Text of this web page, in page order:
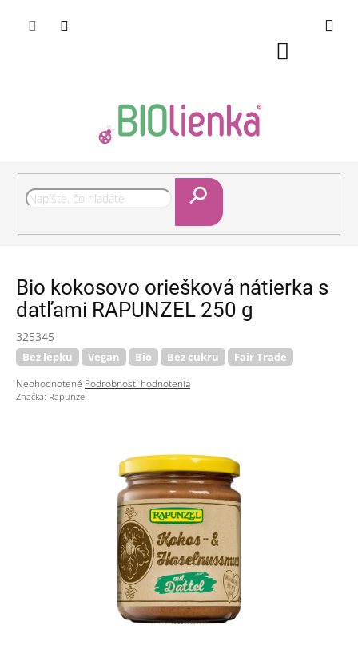
Bio kokosovo oriešková nátierka s
datľami RAPUNZEL 250 g
325345
Bez lepku Vegan Bio Bez cukru Fair Trade
Priemerné
hodnotenie
Neohodnotené Podrobnosti hodnotenia
Značka: Rapunzel